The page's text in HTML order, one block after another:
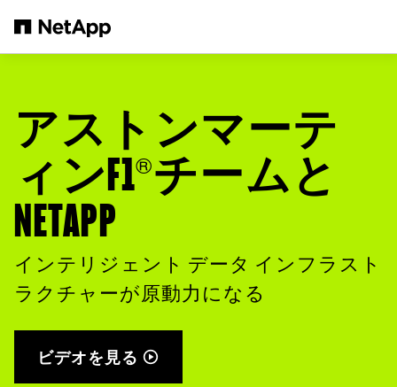
アストンマーテ
ィンF1®チームと
NETAPP
インテリジェント データ インフラスト
ラクチャーが原動力になる
ビデオを見る